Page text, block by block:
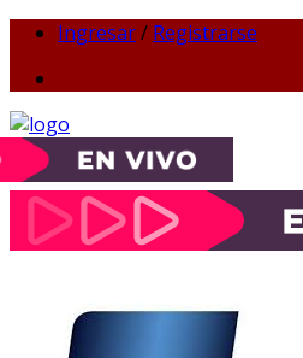
Ingresar/ Registrarse